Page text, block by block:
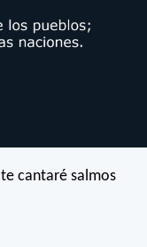
te cantaré salmos